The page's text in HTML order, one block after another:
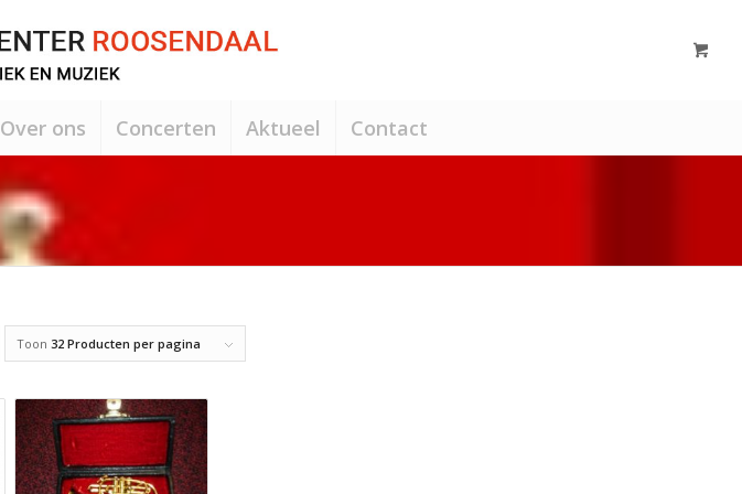
Over ons Concerten Aktueel Contact
Toon32 Producten per pagina